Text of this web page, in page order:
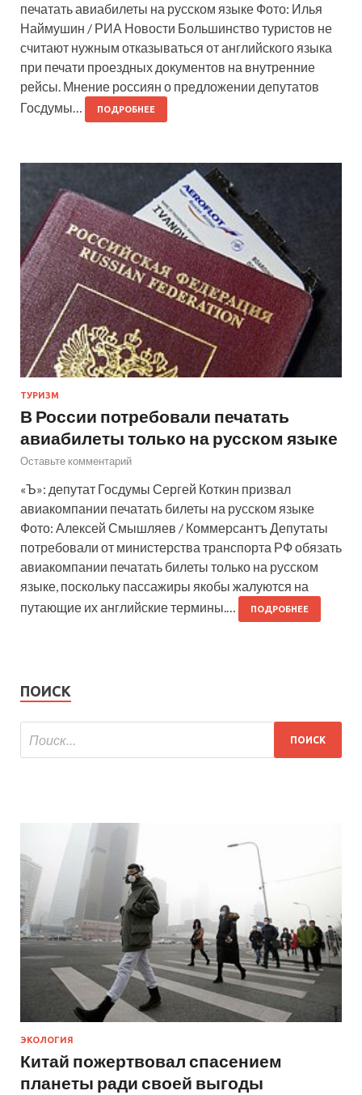
печатать авиабилеты на русском языке Фото: Илья
Наймушин / РИА Новости Большинство туристов не
считают нужным отказываться от английского языка
при печати проездных документов на внутренние
рейсы. Мнение россиян о предложении депутатов
Госдумы…
ПОДРОБНЕЕ
ТУРИЗМ
В России потребовали печатать
авиабилеты только на русском языке
Оставьте комментарий
«Ъ»: депутат Госдумы Сергей Коткин призвал
авиакомпании печатать билеты на русском языке
Фото: Алексей Смышляев / Коммерсантъ Депутаты
потребовали от министерства транспорта РФ обязать
авиакомпании печатать билеты только на русском
языке, поскольку пассажиры якобы жалуются на
путающие их английские термины.…
ПОДРОБНЕЕ
ПОИСК
ЭКОЛОГИЯ
Китай пожертвовал спасением
планеты ради своей выгоды